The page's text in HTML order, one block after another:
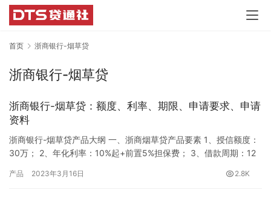
首页 浙商银行-烟草贷
浙商银行-烟草贷
浙商银行-烟草贷：额度、利率、期限、申请要求、申请
资料
浙商银行-烟草贷产品大纲 一、浙商烟草贷产品要素 1、授信额度：
30万； 2、年化利率：10%起+前置5%担保费； 3、借款周期：12
款日； 6、提前还款：无违约金，按日计息； 7、还款方式：绑定一
产品 2023年3月16日 2.8K